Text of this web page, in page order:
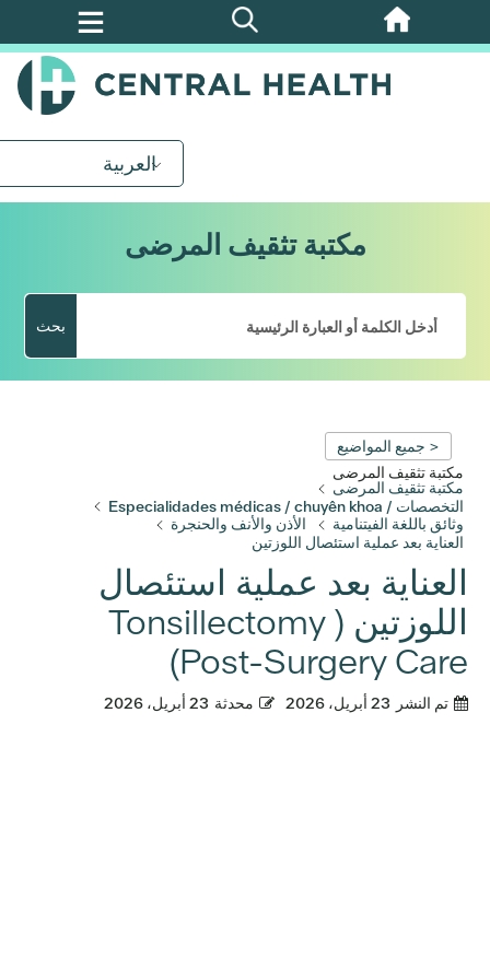
تخطي
العربية
مكتبة تثقيف المرضى
بحث
< جميع المواضيع
مكتبة تثقيف المرضى
مكتبة تثقيف المرضى
التخصصات / Especialidades médicas / chuyên khoa
وثائق باللغة الفيتنامية
الأذن والأنف والحنجرة
العناية بعد عملية استئصال اللوزتين
العناية بعد عملية استئصال
اللوزتين ( Tonsillectomy
Post-Surgery Care)
تم النشر 23 أبريل، 2026 محدثة 23 أبريل، 2026